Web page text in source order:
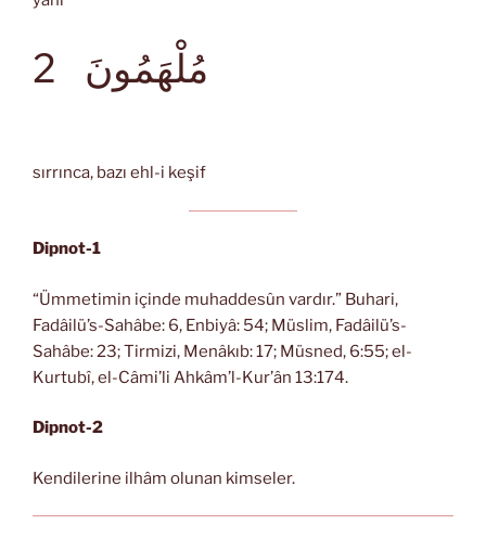
مُلْهَمُونَ
sırrınca, bazı ehl-i keşif
Dipnot-1
“Ümmetimin içinde muhaddesûn vardır.” Buhari,
Fadâilü’s-Sahâbe: 6, Enbiyâ: 54; Müslim, Fadâilü’s-
Sahâbe: 23; Tirmizi, Menâkıb: 17; Müsned, 6:55; el-
Kurtubî, el-Câmi’li Ahkâm’l-Kur’ân 13:174.
Dipnot-2
Kendilerine ilhâm olunan kimseler.